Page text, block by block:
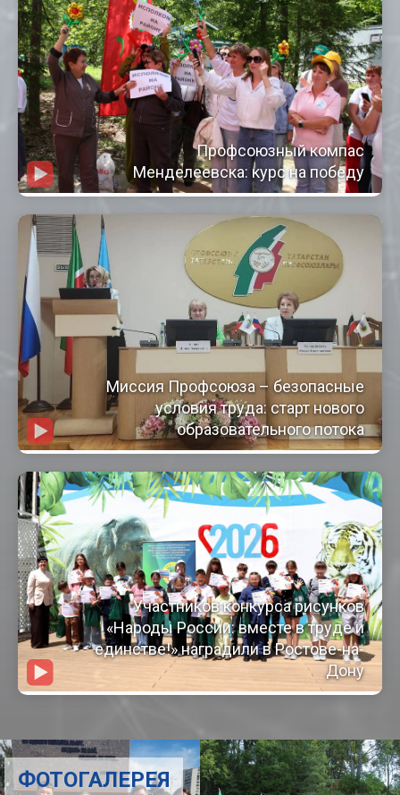
Профсоюзный компас
Менделеевска: курс на победу
Миссия Профсоюза – безопасные
условия труда: старт нового
образовательного потока
Участников конкурса рисунков
«Народы России: вместе в труде и
единстве!» наградили в Ростове-на-
Дону
ФОТОГАЛЕРЕЯ